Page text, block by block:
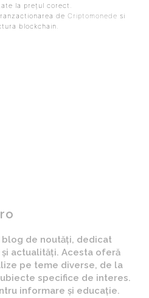
la prețul corect.
de Criptomonede si
blockchain.
de noutăți, dedicat
actualități. Acesta oferă
pe teme diverse, de la
specifice de interes.
informare și educație.